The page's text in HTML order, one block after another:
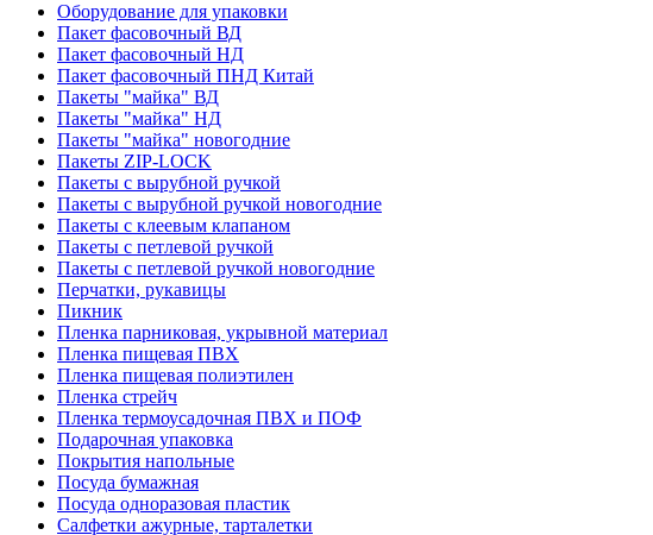
Оборудование для упаковки
Пакет фасовочный ВД
Пакет фасовочный НД
Пакет фасовочный ПНД Китай
Пакеты "майка" ВД
Пакеты "майка" НД
Пакеты "майка" новогодние
Пакеты ZIP-LOCK
Пакеты с вырубной ручкой
Пакеты с вырубной ручкой новогодние
Пакеты с клеевым клапаном
Пакеты с петлевой ручкой
Пакеты с петлевой ручкой новогодние
Перчатки, рукавицы
Пикник
Пленка парниковая, укрывной материал
Пленка пищевая ПВХ
Пленка пищевая полиэтилен
Пленка стрейч
Пленка термоусадочная ПВХ и ПОФ
Подарочная упаковка
Покрытия напольные
Посуда бумажная
Посуда одноразовая пластик
Салфетки ажурные, тарталетки